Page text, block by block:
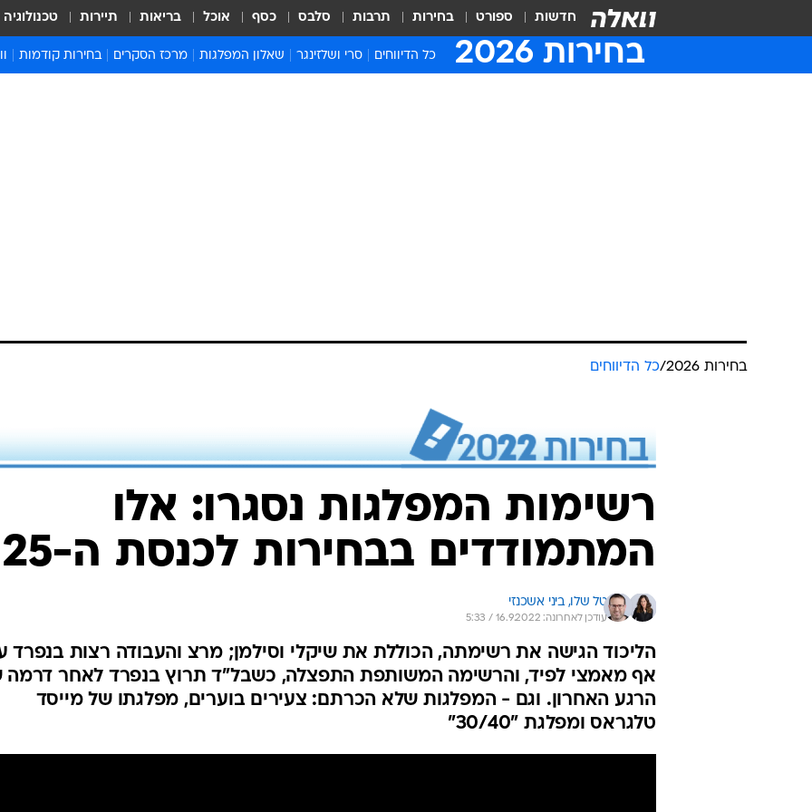
חדשות ספורט בחירות תרבות סלבס כסף אוכל בריאות תיירות טכנולוגיה
בחירות 2026 כל הדיווחים סרי ושלזינגר שאלון המפלגות מרכז הסקרים בחירות קודמות
בחירות 2026 /כל הדיווחים
רשימות המפלגות נסגרו: אלו
המתמודדים בבחירות לכנסת ה-25
טל שלו, ביני אשכנזי
עודכן לאחרונה: 16.9.2022 / 5:33
הליכוד הגישה את רשימתה, הכוללת את שיקלי וסילמן; מרצ והעבודה רצות בנפרד
אף מאמצי לפיד, והרשימה המשותפת התפצלה, כשבל"ד תרוץ בנפרד לאחר דרמה
הרגע האחרון. וגם - המפלגות שלא הכרתם: צעירים בוערים, מפלגתו של מייסד
טלגראס ומפלגת "30/40"